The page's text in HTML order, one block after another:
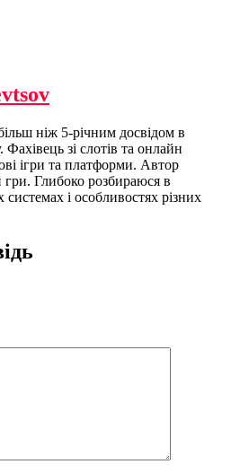
ніж 5-річним досвідом в
Фахівець зі слотів та онлайн
ігри та платформи. Автор
гри. Глибоко розбираюся в
системах і особливостях різних